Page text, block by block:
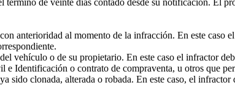
término de veinte días contado desde su notificación. El
anterioridad al momento de la infracción. En este caso
vehículo o de su propietario. En este caso el infractor
Identificación o contrato de compraventa, u otros que
sido clonada, alterada o robada. En este caso, el